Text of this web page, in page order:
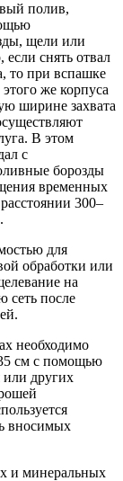
полив,
щели или
снять отвал
то при вспашке
же корпуса
ширине захвата
В этом
с
борозды
временных
300–
для
обработки или
на
сеть после
необходимо
см с помощью
или других
вносимых
и минеральных